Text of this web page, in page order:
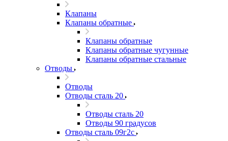
Клапаны
Клапаны обратные
Клапаны обратные
Клапаны обратные чугунные
Клапаны обратные стальные
Отводы
Отводы
Отводы сталь 20
Отводы сталь 20
Отводы 90 градусов
Отводы сталь 09г2с